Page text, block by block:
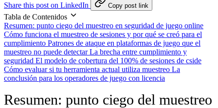
Share this post on LinkedIn
Copy post link
Tabla de Contenidos
Resumen: punto ciego del muestreo en seguridad de juego online
Cómo funciona el muestreo de sesiones y por qué se creó para el
cumplimiento Patrones de ataque en plataformas de juego que el
muestreo no puede detectarLa brecha entre cumplimiento y
seguridad El modelo de cobertura del 100% de sesiones de cside
Cómo evaluar si tu herramienta actual utiliza muestreo La
conclusión para los operadores de juego con licencia
Resumen: punto ciego del muestreo